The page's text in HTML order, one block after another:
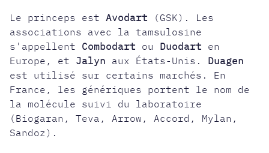
Le princeps estAvodart (GSK). Les
associations avec la tamsulosine
s'appellent Combodart ou Duodart en
Europe, et Jalyn aux États-Unis. Duagen
est utilisé sur certains marchés. En
France, les génériques portent le nom de
la molécule suivi du laboratoire
(Biogaran, Teva, Arrow, Accord, Mylan,
Sandoz).